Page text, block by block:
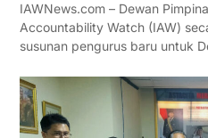
IAWNews.com – Dewan
Accountability Watch (IAW)
susunan pengurus baru untuk